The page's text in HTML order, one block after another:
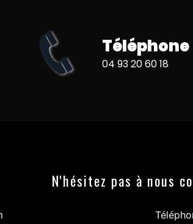
Téléphone
04 93 20 60 18
N'hésitez pas à nous